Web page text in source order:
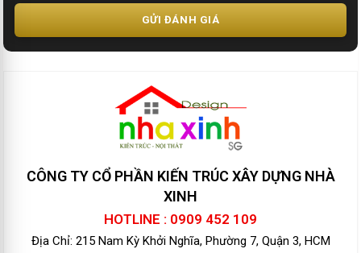
GỬI ĐÁNH GIÁ
CÔNG TY CỔ PHẦN KIẾN TRÚC XÂY DỰNG NHÀ
XINH
HOTLINE : 0909 452 109
Địa Chỉ: 215 Nam Kỳ Khởi Nghĩa, Phường 7, Quận 3, HCM